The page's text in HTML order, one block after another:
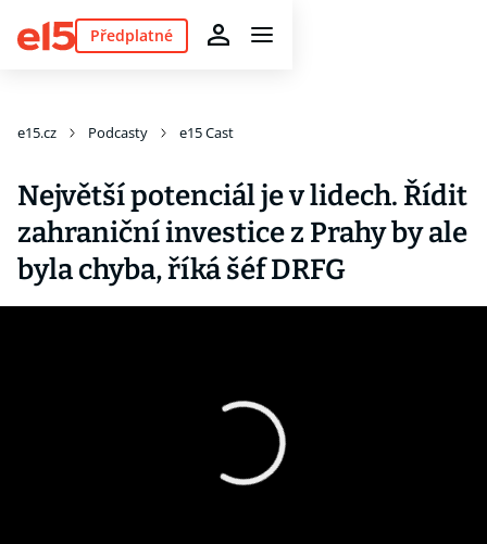
Předplatné
e15.cz Podcasty e15 Cast
Největší potenciál je v lidech. Řídit
zahraniční investice z Prahy by ale
byla chyba, říká šéf DRFG